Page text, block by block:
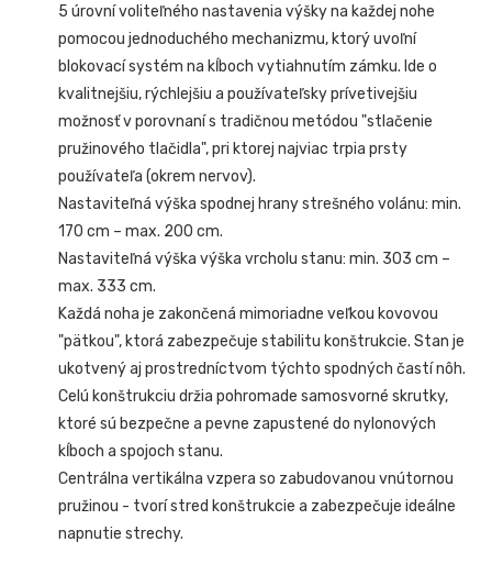
5 úrovní voliteľného nastavenia výšky na každej nohe
pomocou jednoduchého mechanizmu, ktorý uvoľní
blokovací systém na kĺboch vytiahnutím zámku. Ide o
kvalitnejšiu, rýchlejšiu a používateľsky prívetivejšiu
možnosť v porovnaní s tradičnou metódou "stlačenie
pružinového tlačidla", pri ktorej najviac trpia prsty
používateľa (okrem nervov).
Nastaviteľná výška spodnej hrany strešného volánu: min.
170 cm – max. 200 cm.
Nastaviteľná výška výška vrcholu stanu: min. 303 cm –
max. 333 cm.
Každá noha je zakončená mimoriadne veľkou kovovou
"pätkou", ktorá zabezpečuje stabilitu konštrukcie. Stan je
ukotvený aj prostredníctvom týchto spodných častí nôh.
Celú konštrukciu držia pohromade samosvorné skrutky,
ktoré sú bezpečne a pevne zapustené do nylonových
kĺboch a spojoch stanu.
Centrálna vertikálna vzpera so zabudovanou vnútornou
pružinou - tvorí stred konštrukcie a zabezpečuje ideálne
napnutie strechy.